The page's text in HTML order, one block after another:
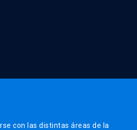
con las distintas áreas de la